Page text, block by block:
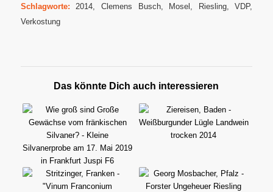
Schlagworte: 2014 Clemens Busch, Mosel Riesling,VDP,
Verkostung
Das könnte Dich auch interessieren